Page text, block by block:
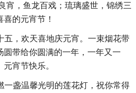
宵，鱼龙百戏；琉璃盛世，锦绣三
的元宵节！
五，欢天喜地庆元宵。一束烟花带
圆带给你圆满的一年，一年又一
宵节快乐。
一盏温馨光明的莲花灯，祝你常得